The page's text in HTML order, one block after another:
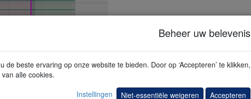
Indien de trend bearish is, is de achtergrond van de grafiek
Beheer uw belevenis
de beste ervaring op onze website te bieden. Door op ‘Accepteren’ te klikken,
alle cookies.
Instellingen
Niet-essentiële weigeren Accepteren